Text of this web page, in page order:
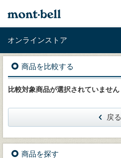
オンラインストア
商品を比較する
比較対象商品が選択されていません
戻る
商品を探す